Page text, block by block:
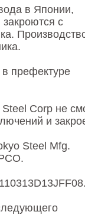
в Японии,
с
в префектуре
Corp не
и
Steel Mfg.